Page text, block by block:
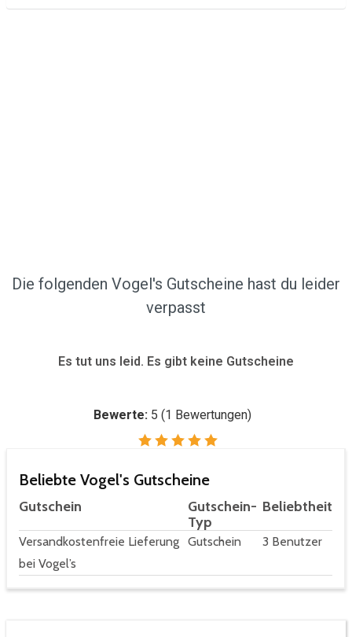
Die folgenden Vogel's Gutscheine hast du leider
verpasst
Es tut uns leid. Es gibt keine Gutscheine
Bewerte: 5 (1 Bewertungen)
Beliebte Vogel's Gutscheine
Gutschein
Gutschein-
Typ
Beliebtheit
Versandkostenfreie Lieferung
bei Vogel’s
Gutschein 3 Benutzer